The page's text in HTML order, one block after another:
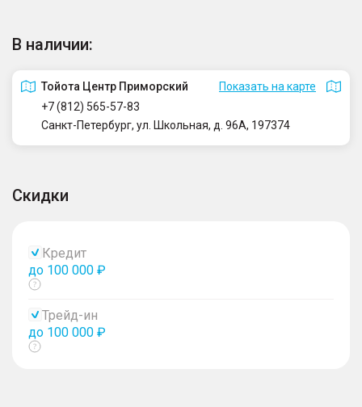
В наличии:
Тойота Центр Приморский
Показать на карте
+7 (812) 565-57-83
Санкт-Петербург, ул. Школьная, д. 96А, 197374
Скидки
Кредит
до 100 000 ₽
Показать
Трейд-ин
до 100 000 ₽
Показать